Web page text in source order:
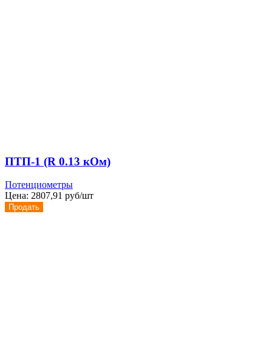
ПТП-1 (R 0.13 кОм)
Потенциометры
Цена: 2807,91 руб/шт
Продать